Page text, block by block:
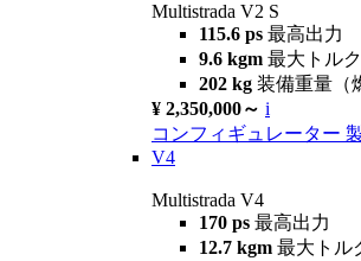
Multistrada V2 S
115.6 ps 最高出力
9.6 kgm 最大トルク
202 kg 装備重量（
¥ 2,350,000～ i
コンフィギュレーター
V4
Multistrada V4
170 ps 最高出力
12.7 kgm 最大トル